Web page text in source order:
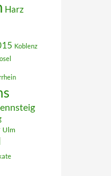
Harz
Koblenz
Ulm